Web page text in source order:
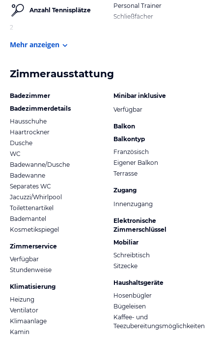
Anzahl Tennisplätze
2
Personal Trainer
Schließfächer
Mehr anzeigen
Zimmerausstattung
Badezimmer
Badezimmerdetails
Hausschuhe
Haartrockner
Dusche
WC
Badewanne/Dusche
Badewanne
Separates WC
Jacuzzi/Whirlpool
Toilettenartikel
Bademantel
Kosmetikspiegel
Zimmerservice
Verfügbar
Stundenweise
Klimatisierung
Heizung
Ventilator
Klimaanlage
Kamin
Minibar inklusive
Verfügbar
Balkon
Balkontyp
Französisch
Eigener Balkon
Terrasse
Zugang
Innenzugang
Elektronische
Zimmerschlüssel
Mobiliar
Schreibtisch
Sitzecke
Haushaltsgeräte
Hosenbügler
Bügeleisen
Kaffee- und
Teezubereitungsmöglichkeiten